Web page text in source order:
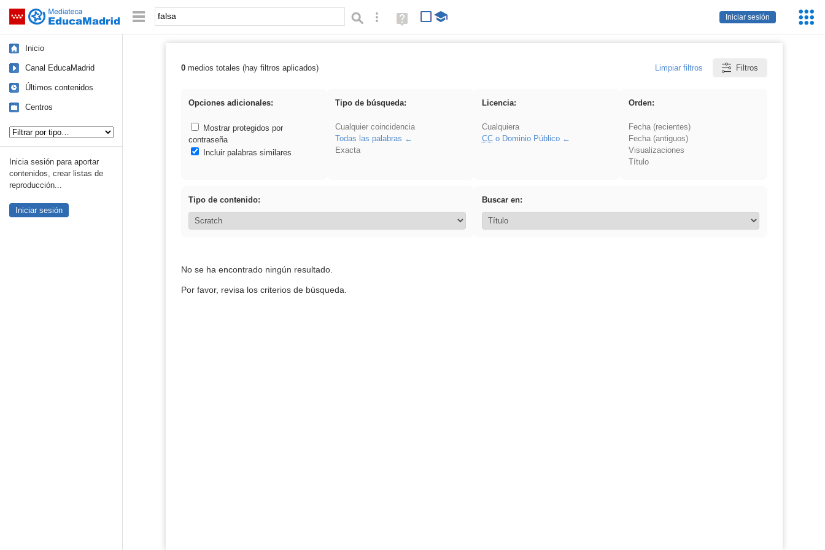
Saltar navegación
Iniciar sesión
Palabra o frase: Búsqueda avanzada
Ayuda
(en
Inicio
Canal EducaMadrid
Últimos contenidos
Centros
Inicia sesión para aportar
contenidos, crear listas de
reproducción...
Iniciar sesión
Resultados de: falsa
0medios totales (hay filtros aplicados) Limpiar filtros Filtros
Opciones adicionales:
Mostrar protegidos por
contraseña
Incluir palabras similares
Tipo de búsqueda:
Cualquier coincidencia
Todas las palabras
Exacta
Licencia:
Cualquiera
CCo Dominio Público
Orden:
Fecha (recientes)
Fecha (antiguos)
Visualizaciones
Título
Tipo de contenido: Buscar en:
No se ha encontrado ningún resultado.
Por favor, revisa los criterios de búsqueda.